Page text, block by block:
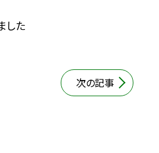
した
次の記事